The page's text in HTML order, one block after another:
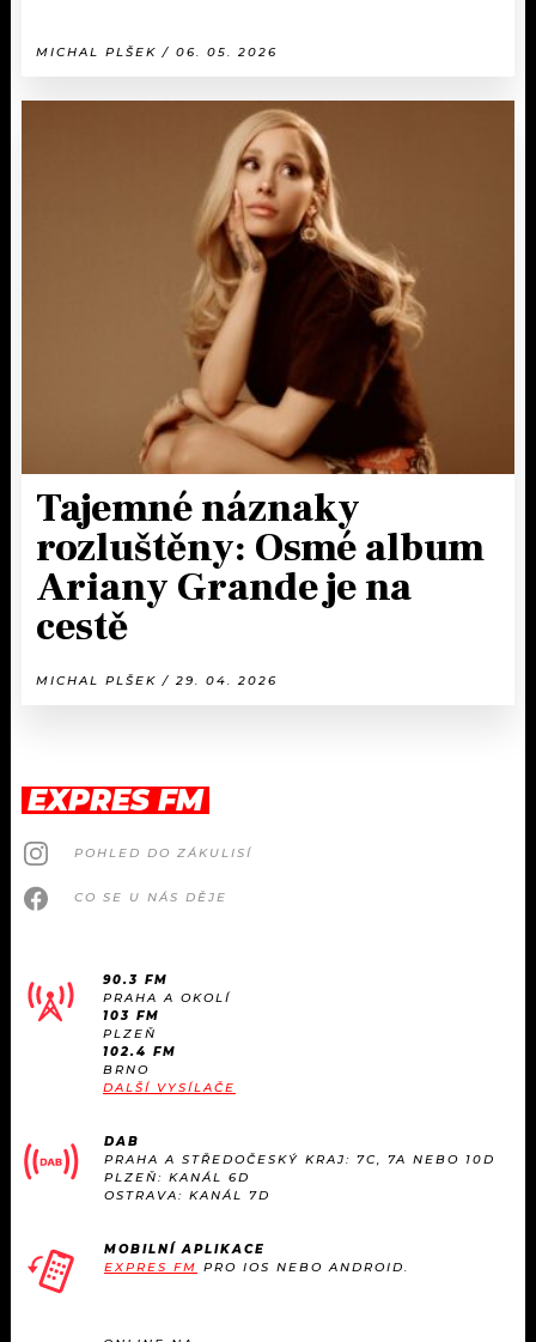
MICHAL PLŠEK / 06. 05. 2026
Tajemné náznaky
rozluštěny: Osmé album
Ariany Grande je na
cestě
MICHAL PLŠEK / 29. 04. 2026
EXPRES FM
POHLED DO ZÁKULISÍ
CO SE U NÁS DĚJE
90.3 FM
PRAHA A OKOLÍ
103 FM
PLZEŇ
102.4 FM
BRNO
DALŠÍ VYSÍLAČE
DAB
PRAHA A STŘEDOČESKÝ KRAJ: 7C, 7A NEBO 10D
PLZEŇ: KANÁL 6D
OSTRAVA: KANÁL 7D
MOBILNÍ APLIKACE
EXPRES FM PRO IOS NEBO ANDROID.